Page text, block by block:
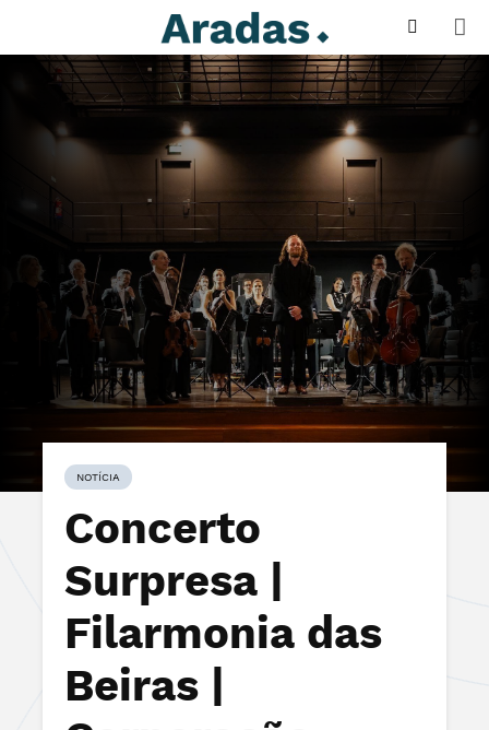
NOTÍCIA
Concerto
Surpresa |
Filarmonia das
Beiras |